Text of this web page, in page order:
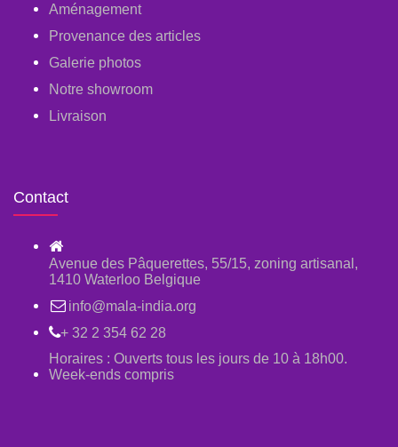
Aménagement
Provenance des articles
Galerie photos
Notre showroom
Livraison
Contact
Avenue des Pâquerettes, 55/15, zoning artisanal,
1410 Waterloo Belgique
info@mala-india.org
+ 32 2 354 62 28
Horaires : Ouverts tous les jours de 10 à 18h00.
Week-ends compris